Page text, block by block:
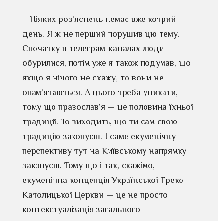
– Ніяких роз’яснень немає вже котрий
день. Я ж не перший порушив цю тему.
Спочатку в телеграм-каналах люди
обурилися, потім уже я також подумав, що
якщо я нічого не скажу, то вони не
опам’ятаються. А цього треба уникати,
тому що православ’я — це половина їхньої
традиції. То виходить, що ти сам свою
традицію закопуєш. І саме екуменічну
перспективу тут на Київському напрямку
закопуєш. Тому що і так, скажімо,
екуменічна концепція Української Греко-
Католицької Церкви — це не просто
контекстуалізація загального